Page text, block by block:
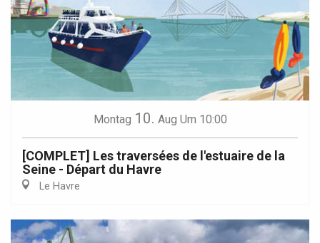
Montag 10. Aug Um 10:00
[COMPLET] Les traversées de l'estuaire de la
Seine - Départ du Havre
Le Havre